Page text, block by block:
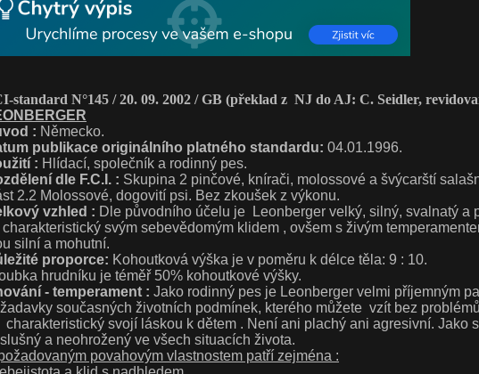
standard N°145 / 20. 09. 2002 / GB (překlad z NJ do AJ: C. Seidler,
: Německo.
publikace originálního platného standardu: 04.01.1996.
: Hlídací, společník a rodinný pes.
dle F.C.I. : Skupina 2 pinčové, knírači, molossové a švýcarští
2.2 Molossové, dogovití psi. Bez zkoušek z výkonu.
vzhled : Dle původního účelu je Leonberger velký, silný, svalnatý a
charakteristický svým sebevědomým klidem , ovšem s živým
silní a mohutní.
proporce: Kohoutková výška je v poměru k délce těla: 9 : 10.
hrudníku je téměř 50% kohoutkové výšky.
- temperament : Jako rodinný pes je Leonberger velmi příjemným
současných životních podmínek, kterého můžete vzít bez
charakteristický svojí láskou k dětem . Není ani plachý ani agresivní. Jako
a neohrožený ve všech situacích života.
povahovým vlastnostem patří zejména :